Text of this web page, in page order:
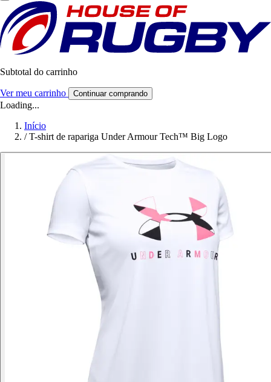
Subtotal do carrinho
Ver meu carrinho Continuar comprando
Loading...
Início
/ T-shirt de rapariga Under Armour Tech™ Big Logo